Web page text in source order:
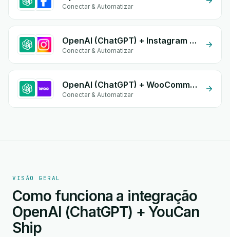
Conectar & Automatizar
OpenAI (ChatGPT) + Instagram Comment
Conectar & Automatizar
OpenAI (ChatGPT) + WooCommerce
Conectar & Automatizar
VISÃO GERAL
Como funciona a integração
OpenAI (ChatGPT) + YouCan
Ship